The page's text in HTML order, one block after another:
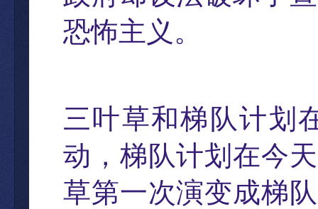
恐怖主义。
三叶草和梯 队计划
动 ， 梯队计划在今
草第一次演变成梯